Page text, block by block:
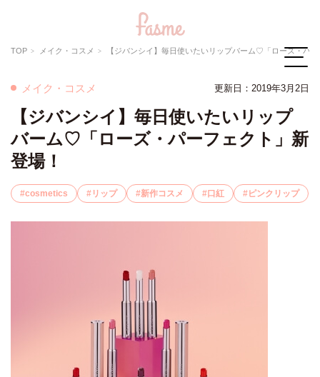
TOP メイク・コスメ 【ジバンシイ】毎日使いたいリップバーム♡「ローズ・パーフェクト」新登場！
メイク・コスメ 更新日：2019年3月2日
【ジバンシイ】毎日使いたいリップ
バーム♡「ローズ・パーフェクト」新
登場！
cosmetics リップ 新作コスメ 口紅 ピンクリップ